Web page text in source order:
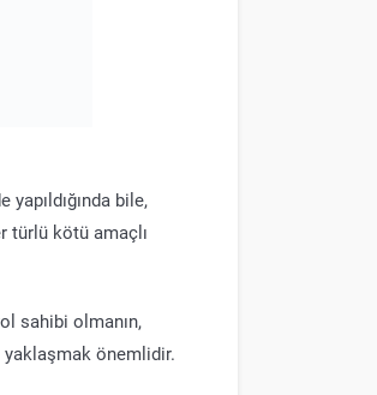
bile,
türlü kötü amaçlı
sahibi olmanın,
yaklaşmak önemlidir.